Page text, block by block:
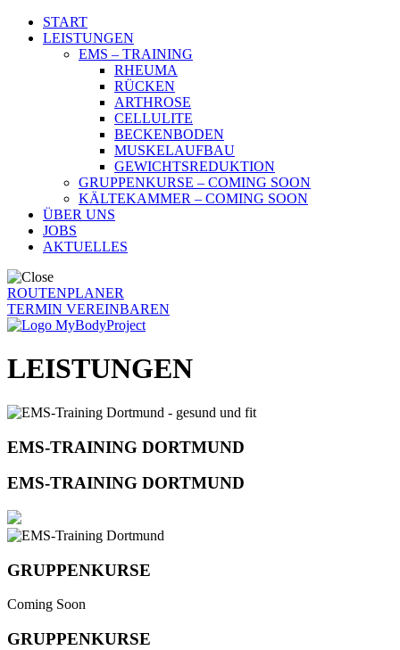
START
LEISTUNGEN
EMS – TRAINING
RHEUMA
RÜCKEN
ARTHROSE
CELLULITE
BECKENBODEN
MUSKELAUFBAU
GEWICHTSREDUKTION
GRUPPENKURSE – COMING SOON
KÄLTEKAMMER – COMING SOON
ÜBER UNS
JOBS
AKTUELLES
ROUTENPLANER
TERMIN VEREINBAREN
LEISTUNGEN
EMS-TRAINING DORTMUND
EMS-TRAINING DORTMUND
GRUPPENKURSE
Coming Soon
GRUPPENKURSE